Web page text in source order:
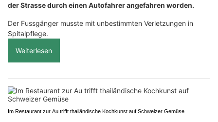
der Strasse durch einen Autofahrer angefahren worden.
Der Fussgänger musste mit unbestimmten Verletzungen in
Spitalpflege.
Weiterlesen
Im Restaurant zur Au trifft thailändische Kochkunst auf Schweizer Gemüse